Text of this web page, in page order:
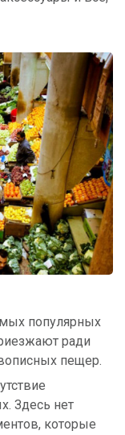
популярных
ради
пещер.
Здесь нет
которые